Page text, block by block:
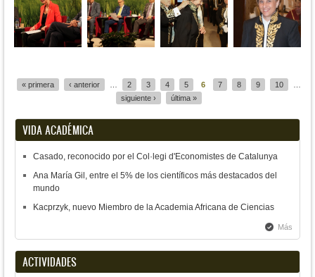
« primera ‹ anterior 2 3 4 5 6 7 8 9 10
siguiente ›
última »
VIDA ACADÉMICA
Casado, reconocido por el Col·legi d'Economistes de Catalunya
Ana María Gil, entre el 5% de los científicos más destacados del
mundo
Kacprzyk, nuevo Miembro de la Academia Africana de Ciencias
Más
ACTIVIDADES